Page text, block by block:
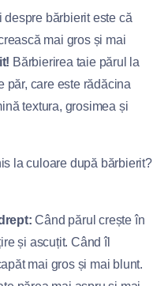
bărbierit este că
mai gros și mai
Bărbierirea taie părul la
păr, care este rădăcina
textura, grosimea și
la culoare după bărbierit?
Când părul crește în
și ascuțit. Când îl
mai gros și mai blunt.